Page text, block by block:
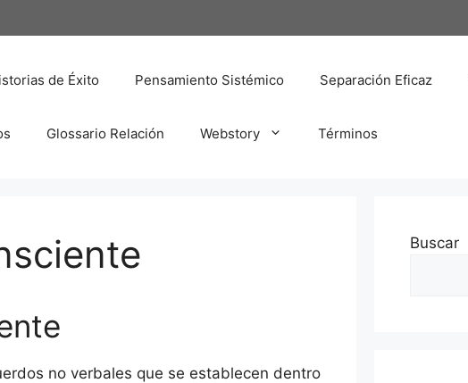
de Éxito Pensamiento Sistémico Separación Eficaz
Glossario Relación Webstory Términos
no verbales que se establecen dentro
Buscar